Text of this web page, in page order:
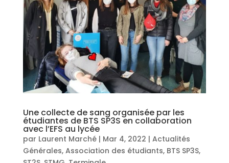
Une collecte de sang organisée par les
étudiantes de BTS SP3S en collaboration
avec l’EFS au lycée
par Laurent Marché| Mar 4, 2022 | Actualités
Générales, Association des étudiants, BTS SP3S,